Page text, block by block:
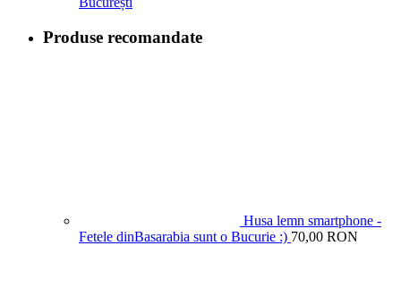
Produse recomandate
Husa lemn smartphone -
Fetele dinBasarabia sunt o Bucurie :) 70,00 RON